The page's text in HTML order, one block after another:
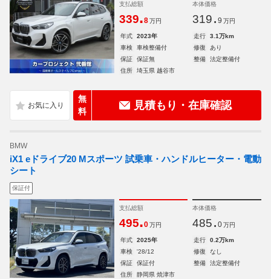
支払総額
339.8 万円
本体価格
319. 9 万円
年式 2023年 走行
3.1万km
車検
車検整備付 修復
あり
保証
保証無 整備
法定整備付
住所
埼玉県 越谷市
無
料
見積もり・在庫確認
BMW
iX1 eドライブ20 Mスポーツ 試乗車・ハンドルヒーター・電動
シート
保証付
支払総額
495.0 万円
本体価格
485. 0 万円
年式 2025年 走行
0.2万km
車検
'28/12 修復
なし
保証
保証付 整備
法定整備付
住所
静岡県 焼津市